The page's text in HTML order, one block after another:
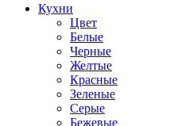
Кухни
Цвет
Белые
Черные
Желтые
Красные
Зеленые
Серые
Бежевые